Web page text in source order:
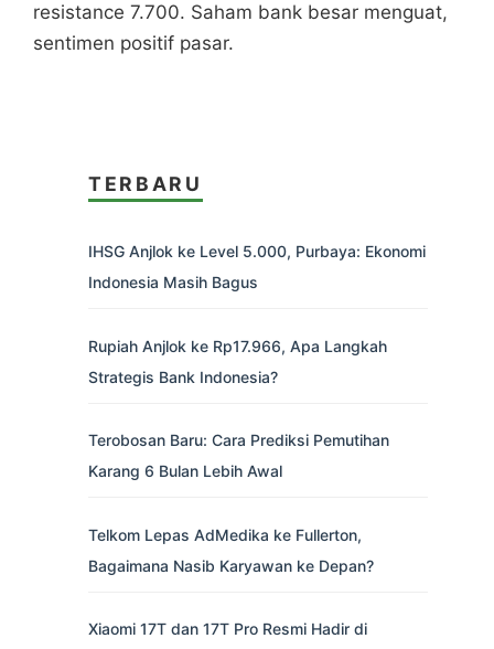
resistance 7.700. Saham bank besar menguat,
sentimen positif pasar.
TERBARU
IHSG Anjlok ke Level 5.000, Purbaya: Ekonomi
Indonesia Masih Bagus
Rupiah Anjlok ke Rp17.966, Apa Langkah
Strategis Bank Indonesia?
Terobosan Baru: Cara Prediksi Pemutihan
Karang 6 Bulan Lebih Awal
Telkom Lepas AdMedika ke Fullerton,
Bagaimana Nasib Karyawan ke Depan?
Xiaomi 17T dan 17T Pro Resmi Hadir di